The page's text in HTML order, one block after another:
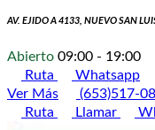
AV. EJIDO A 4133, NUEVO SAN
Abierto 09:00 - 19:00
Ruta
Whatsapp
Ver Más
(653)517-
Ruta
Llamar